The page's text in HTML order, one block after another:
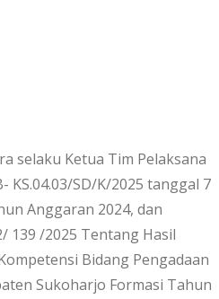
selaku Ketua Tim Pelaksana
KS.04.03/SD/K/2025 tanggal 7
Anggaran 2024, dan
139 /2025 Tentang Hasil
Bidang Pengadaan
Sukoharjo Formasi Tahun